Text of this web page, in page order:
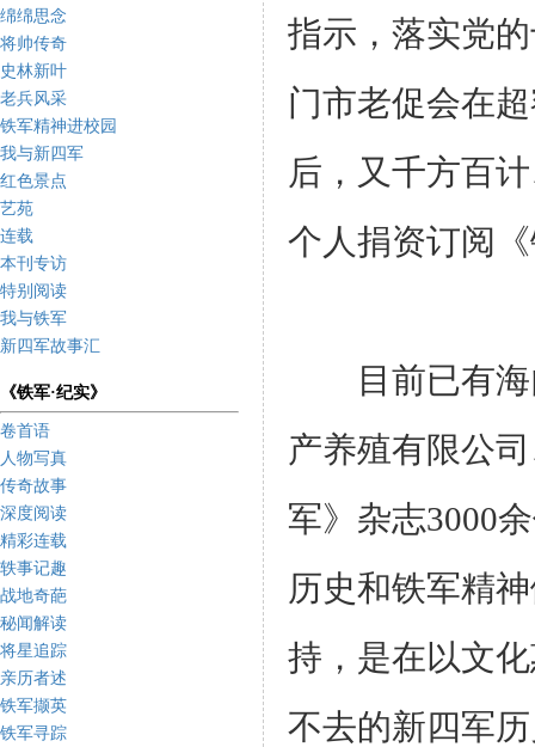
绵绵思念
将帅传奇
史林新叶
老兵风采
铁军精神进校园
我与新四军
红色景点
艺苑
连载
本刊专访
特别阅读
我与铁军
新四军故事汇
《铁军·纪实》
卷首语
人物写真
传奇故事
深度阅读
精彩连载
轶事记趣
战地奇葩
秘闻解读
将星追踪
亲历者述
铁军撷英
铁军寻踪
指示，落实党
门市老促会在
后，又千方百
个人捐资订阅
目前已有海
产养殖有限公
军》杂志3000
历史和铁军精
持，是在以文
不去的新四军